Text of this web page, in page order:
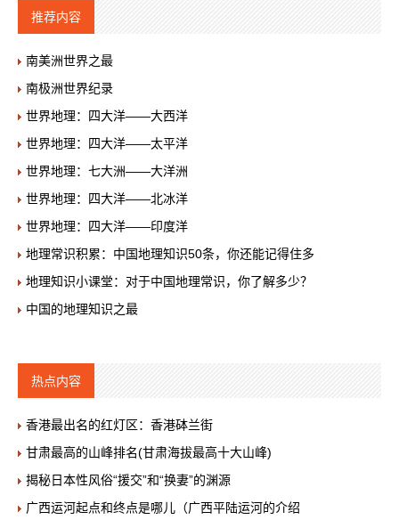
推荐内容
南美洲世界之最
南极洲世界纪录
世界地理：四大洋——大西洋
世界地理：四大洋——太平洋
世界地理：七大洲——大洋洲
世界地理：四大洋——北冰洋
世界地理：四大洋——印度洋
地理常识积累：中国地理知识50条，你还能记得住多
地理知识小课堂：对于中国地理常识，你了解多少？
中国的地理知识之最
热点内容
香港最出名的红灯区：香港砵兰街
甘肃最高的山峰排名(甘肃海拔最高十大山峰)
揭秘日本性风俗“援交”和“换妻”的渊源
广西运河起点和终点是哪儿（广西平陆运河的介绍